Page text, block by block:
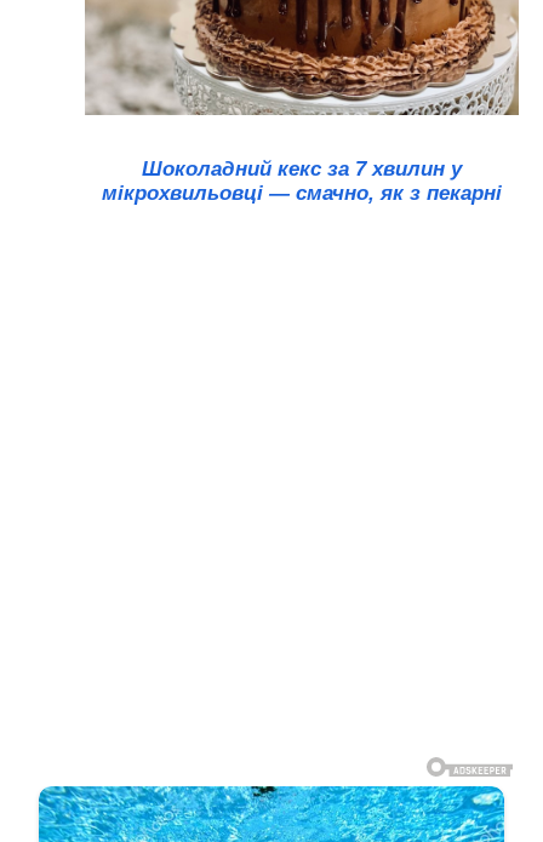
Шоколадний кекс за 7 хвилин у
мікрохвильовці — смачно, як з пекарні